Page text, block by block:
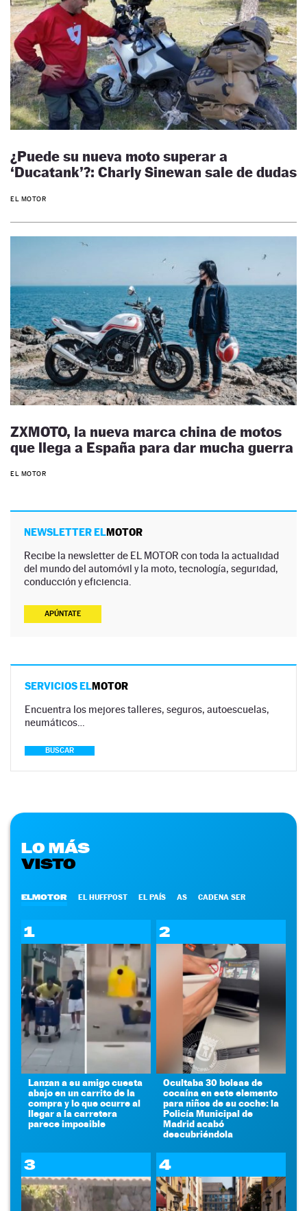
¿Puede su nueva moto superar a
‘Ducatank’?: Charly Sinewan sale de dudas
EL MOTOR
ZXMOTO, la nueva marca china de motos
que llega a España para dar mucha guerra
EL MOTOR
NEWSLETTER ELMOTOR
Recibe la newsletter de EL MOTOR con toda la actualidad
del mundo del automóvil y la moto, tecnología, seguridad,
conducción y eficiencia.
APÚNTATE
SERVICIOS ELMOTOR
Encuentra los mejores talleres, seguros, autoescuelas,
neumáticos…
BUSCAR
LO MÁS
VISTO
ELMOTOR EL HUFFPOST EL PAÍS AS CADENA SER
1
Lanzan a su amigo cuesta
abajo en un carrito de la
compra y lo que ocurre al
llegar a la carretera
parece imposible
2
Ocultaba 30 bolsas de
cocaína en este elemento
para niños de su coche: la
Policía Municipal de
Madrid acabó
descubriéndola
3 4